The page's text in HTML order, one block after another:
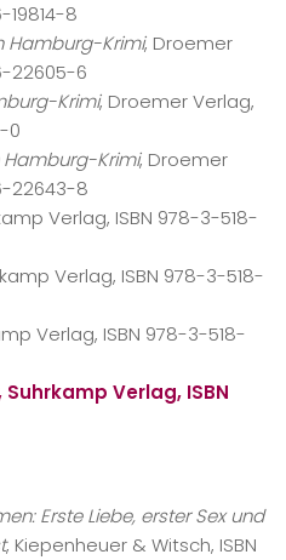
19814-8
Hamburg-Krimi, Droemer
22605-6
Krimi, Droemer Verlag,
0
Hamburg-Krimi, Droemer
22643-8
Verlag, ISBN 978-3-518-
Verlag, ISBN 978-3-518-
Verlag, ISBN 978-3-518-
Suhrkamp Verlag, ISBN
Erste Liebe, erster Sex und
, Kiepenheuer & Witsch, ISBN